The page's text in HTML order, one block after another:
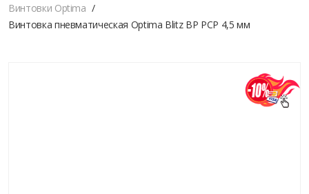
Винтовки Optima
Винтовка пневматическая Optima Blitz BP PCP 4,5 мм